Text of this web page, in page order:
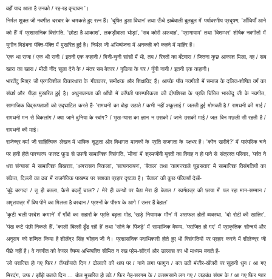
वहाँ याद आता है उनको / रह-रह वृन्दावन '।
निर्मल शुक्ल जी नवगीत दरबार के चमकते हुए रत्न हैं। 'दूषित हुआ विधान' तथा ऊँचे झब्बेवाली बुलबुल में पर्यावरणीय प्रदूषण, 'आँधियाँ आने
को हैं' में प्रशासनिक विसंगति, 'छोटा है आकाश', लकड़ीवाला घोड़ा', 'सब कोरी अफवाह', 'प्राणायाम' तथा 'विशम्भर' शीर्षक नवगीतों में
युगीन विडंबना पंक्ति-पंक्ति में मुखरित हुई है। निर्मल जी अभिव्यंजना में अनकही को कहने में माहिर हैं।
'एक था राजा / एक थी रानी / इतनी एक कहानी / गिनी-चुनी सांसों में भी, तय / रिश्तों का बँटवारा / जितना कुछ आकाश मिला, वह / सब
खारा का खारा / मीठी नींद सुला देने के / मंतर सब बेकार / गुडिया के घर / गूँगी नानी / इतनी एक कहानी।
भारतेंदु मिश्र जी प्रगतिशील विचारधारा के गीतकार, समीक्षक और शिक्षाविद हैं। आपके पाँच नवगीतों में समाज के दलित-शोषित वर्ग का
संघर्ष और पीड़ा मुखरित हुई है। अधुनातनता की आँधी में काँपती पारम्परिकता की दीपशिखा के प्रति चिंतित भारतेंदु जी के नवगीत,
सामाजिक विद्रूपताओं को उद्घाटित करते हैं- 'रामधनी का बोझ उठाते / कभी नहीं अकुलाई / जलती हुई मोमबती है / रामधनी की माई /
रामधनी मन से विकलांग / क्या जाने दुनिया के स्वांग? / भूख-प्यास का ज्ञान न उसको / जाने उसकी माई / जल बिन मछली सी रहती है /
रामधनी की माई।
राजेन्द्र वर्मा जी साहित्यिक लेखन में भाषिक शुद्धता और विधागत मानकों के प्रति सजगता के पक्षधर हैं। 'कौन खरीदे?' में पारंपरिक चने
पर हावी होते पाश्चात्य फास्ट फ़ूड से उपजी सामाजिक विसंगति, 'मीना' में श्रमजीवी युवती का विवाह न हो पाने से संत्रस्त परिवार, 'पर्वत ने
धरा संन्यास' में सामाजिक बिखराव, 'अगरासन निकला', 'सत्यनरायन', 'बैताल' तथा 'कागजवाले घुड़सवार' में सामाजिक विसंगतियों का
संकेत, दिल्ली का ढब' में राजनैतिक पाखण्ड पर सशक्त प्रहार दृष्टव्य है। 'बैताल' की कुछ पंक्तियाँ देखें-
'बूढ़े बरगद! / तू ही बतला, कैसे बदलूँ चाल? / मेरे ही कन्धों पर बैठा मेरा ही बेताल / स्वर्णछत्र की छाया में पल रहा मान-सम्मान /
अमृतपात्र में विष पीने का मिलता है वरदान / प्रश्नों के पौरुष के आगे / उत्तर हैं बेहाल'
'कुटी चली परदेश कमाने' में गाँवों का सहारों के प्रति बढ़ता मोह, 'खड़े नियामक मौन' में असफल होती व्यवस्था, 'दो रोटी की खातिर',
'पंख कटे पंछी निकले हैं', 'काली बिल्ली ढूँढ रही है' तथा 'सोने के पिंजड़े' में सामाजिक वैषम्य, 'पराजित हो गए' में प्राकृतिक सौन्दर्य और
अनुराग को शब्दित किया है शीलेंद्र सिंह चौहान जी ने। प्रशासनिक पदाधिकारी होते हुए भी विसंगतियों पर प्रहार करने में शीलेन्द्र जी
पीछे नहीं हैं। वे नवगीत को केवल वैषम्य अभिव्यक्ति सीमित न रख प्रेम-सौंदर्य और उल्लास का भी माध्यम बनाते हैं-
'लो पराजित हो गए फिर / कँपकँपाते दिन / ढोलकों की थाप पर / गाने लगा फागुन / बज उठी मंजीर-खँजरी पर सुहानी धुन / आ गए
मिरदंग, डफ / झाँझें बजाते दिन ... बोल मुखरित हो उठे / फिर नेह-सरगम के / कसमसाने लग गए / जड़बंध संयम के / आ गए फिर प्यार